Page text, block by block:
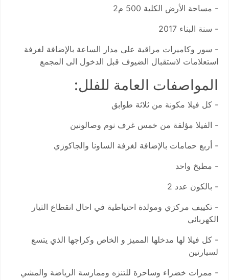
- مساحة الأرض الكلية 500 م2
- سنة البناء 2017
- سور وكاميرات مراقية على مدار الساعة بالإضافة لغرفة
استعلامات لاستقبال الضيوف قبل الدخول الى المجمع
المواصفات العامة للفلل:
- كل فيلا مكونة من ثلاثة طوابق
- الفيلا مؤلفة من خمس غرف نوم وصالونين
- أربع حمامات بالإضافة لغرفة الساونا والجاكوزي
- مطبخ واحد
- بالكون عدد 2
- تكييف مركزي ومولدة احتياطية في احال انقطاع التيار
الكهربائي
- كل فيلا لها مدخلها المميز و الخاص وكراجها الذي يتسع
لسيارتين
- ممرات خضراء وساحرة للتنزه وممارسة الرياضة والمشي